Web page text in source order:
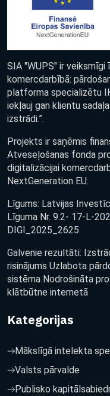
SIA "WUPS" ir
komercdarbībā:
platforma specializētu
iekļauj gan klientu
izstrādi.”.
Projekts ir saņēmis
Atveseļošanas fonda
digitalizācijai
NextGeneration EU.
Līgums: Latvijas
Līguma Nr. 9.2- 17-L-
DIGI_2025_2625
Galvenie rezultāti:
risinājums Uzlabota
sistēma Nodrošināta
klātbūtne internetā
Kategorijas
Mākslīgā intelekta
Valsts pārvalde
Publisko